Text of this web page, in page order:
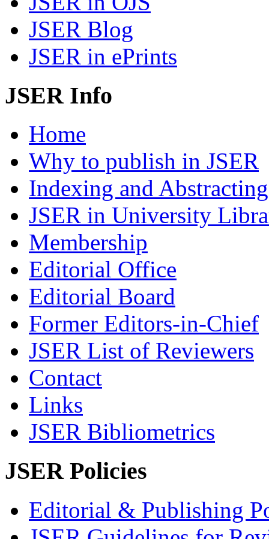
JSER Blog
JSER in ePrints
JSER Info
Home
Why to publish in JSER
Indexing and Abstracting
JSER in University
Membership
Editorial Office
Editorial Board
Former Editors-in-Chief
JSER List of Reviewers
Contact
Links
JSER Bibliometrics
JSER Policies
Editorial & Publishing